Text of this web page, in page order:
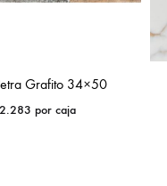
Grafito 34×50
por caja